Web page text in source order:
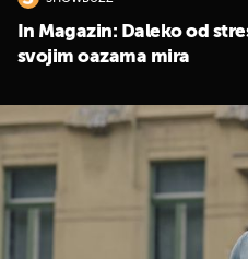
In Magazin: Daleko od
svojim oazama mira